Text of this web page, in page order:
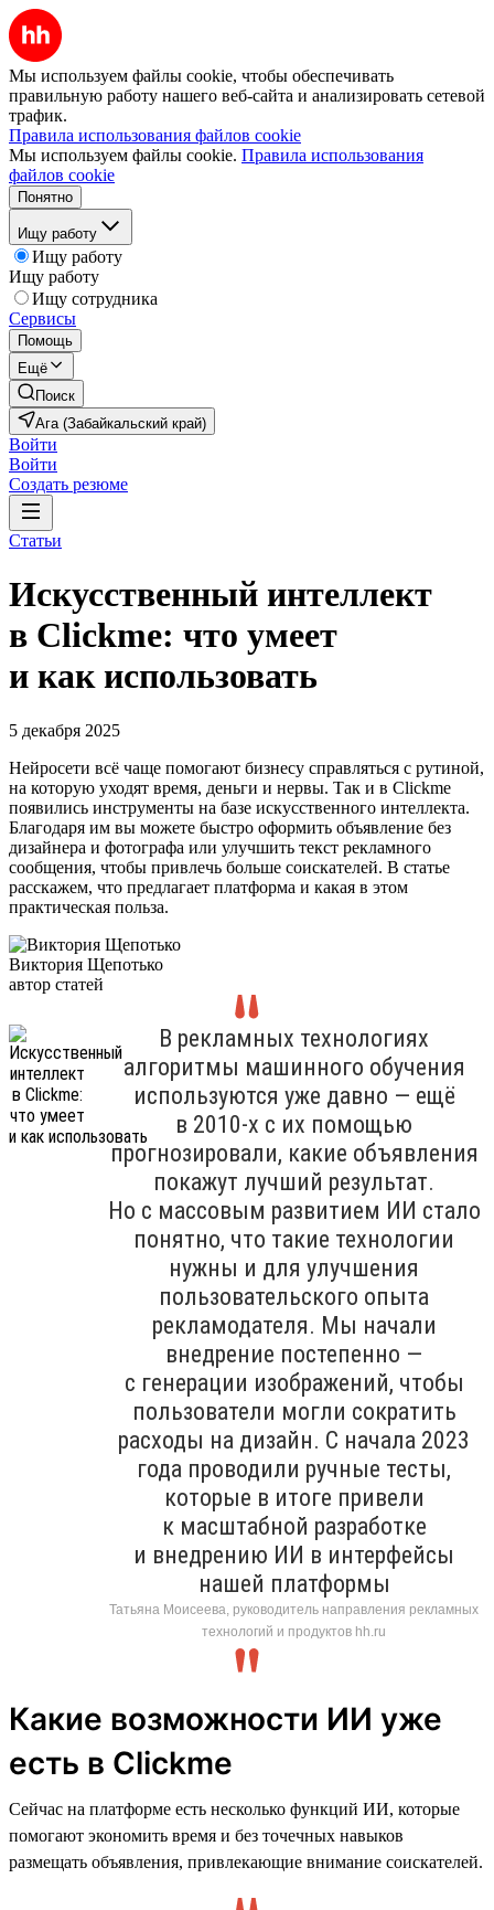
Мы используем файлы cookie, чтобы обеспечивать
правильную работу нашего веб-сайта и анализировать сетевой
трафик.
Правила использования файлов cookie
Мы используем файлы cookie. Правила использования
файлов cookie
Понятно
Ищу работу
Ищу работу
Ищу работу
Ищу сотрудника
Сервисы
Помощь
Ещё
Поиск
Ага (Забайкальский край)
Войти
Войти
Создать резюме
Статьи
Искусственный интеллект
в Clickme: что умеет
и как использовать
5 декабря 2025
Нейросети всё чаще помогают бизнесу справляться с рутиной,
на которую уходят время, деньги и нервы. Так и в Clickme
появились инструменты на базе искусственного интеллекта.
Благодаря им вы можете быстро оформить объявление без
дизайнера и фотографа или улучшить текст рекламного
сообщения, чтобы привлечь больше соискателей. В статье
расскажем, что предлагает платформа и какая в этом
практическая польза.
Виктория Щепотько
автор статей
В рекламных технологиях
алгоритмы машинного обучения
используются уже давно — ещё
в 2010-х с их помощью
прогнозировали, какие объявления
покажут лучший результат.
Но с массовым развитием ИИ стало
понятно, что такие технологии
нужны и для улучшения
пользовательского опыта
рекламодателя. Мы начали
внедрение постепенно —
с генерации изображений, чтобы
пользователи могли сократить
расходы на дизайн. С начала 2023
года проводили ручные тесты,
которые в итоге привели
к масштабной разработке
и внедрению ИИ в интерфейсы
нашей платформы
Татьяна Моисеева, руководитель направления рекламных
технологий и продуктов hh.ru
Какие возможности ИИ уже
есть в Clickme
Сейчас на платформе есть несколько функций ИИ, которые
помогают экономить время и без точечных навыков
размещать объявления, привлекающие внимание соискателей.